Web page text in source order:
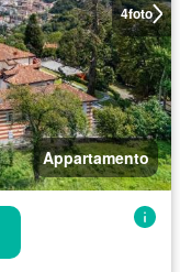
4foto
Appartamento